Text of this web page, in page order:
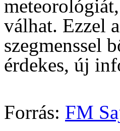
válhat. Ezzel
szegmenssel
érdekes, új
Forrás: FM